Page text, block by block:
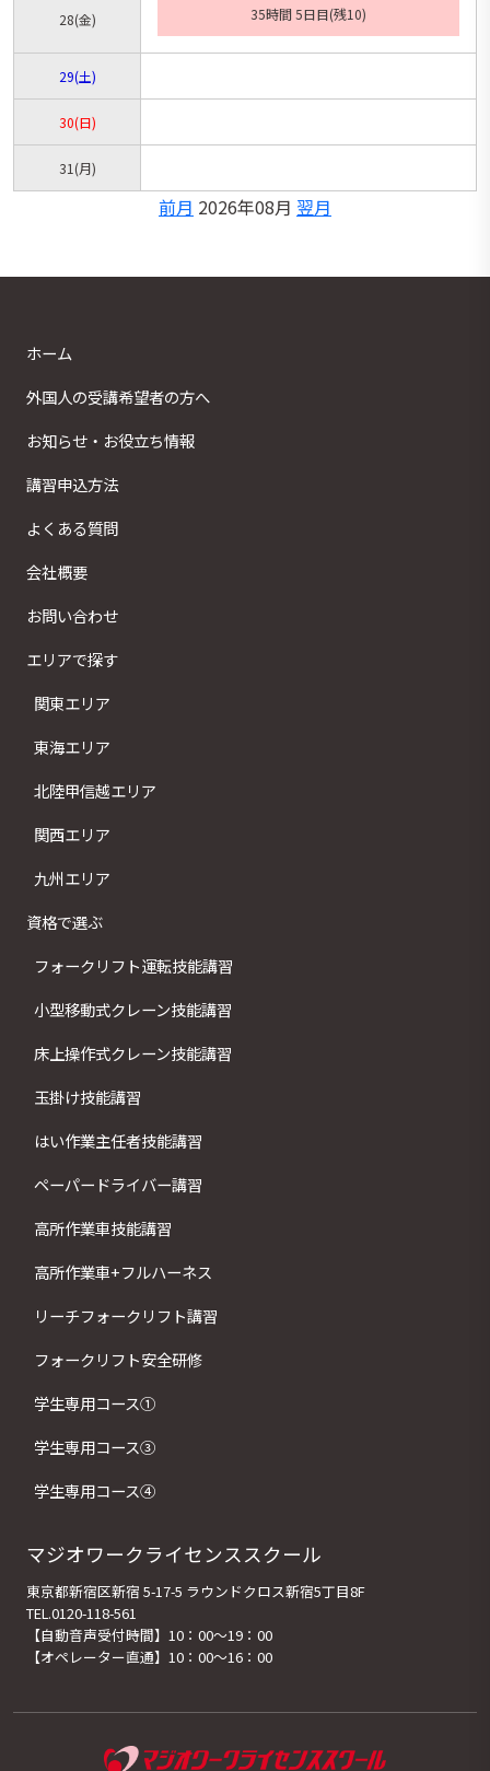
28(金) 35時間 5日目(残10)
29(土)
30(日)
31(月)
前月 2026年08月 翌月
ホーム
外国人の受講希望者の方へ
お知らせ・お役立ち情報
講習申込方法
よくある質問
会社概要
お問い合わせ
エリアで探す
関東エリア
東海エリア
北陸甲信越エリア
関西エリア
九州エリア
資格で選ぶ
フォークリフト運転技能講習
小型移動式クレーン技能講習
床上操作式クレーン技能講習
玉掛け技能講習
はい作業主任者技能講習
ペーパードライバー講習
高所作業車技能講習
高所作業車+フルハーネス
リーチフォークリフト講習
フォークリフト安全研修
学生専用コース①
学生専用コース③
学生専用コース④
マジオワークライセンススクール
東京都新宿区新宿 5-17-5 ラウンドクロス新宿5丁目8F
TEL.0120-118-561
【自動音声受付時間】10：00～19：00
【オペレーター直通】10：00～16：00